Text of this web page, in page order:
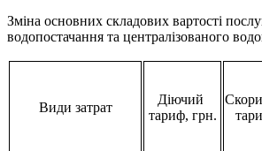
Зміна основних складових вартості
водопостачання та централізованого
Види затрат
Діючий
тариф, грн.